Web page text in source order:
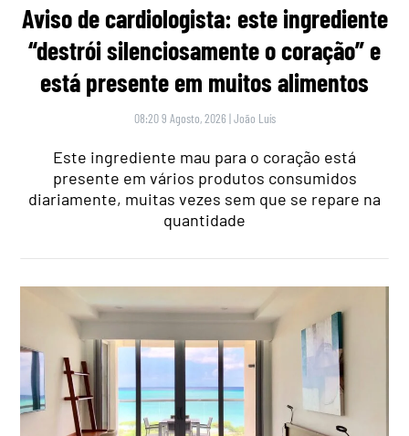
Aviso de cardiologista: este ingrediente
“destrói silenciosamente o coração” e
está presente em muitos alimentos
08:20 9 Agosto, 2026 |João Luís
Este ingrediente mau para o coração está
presente em vários produtos consumidos
diariamente, muitas vezes sem que se repare na
quantidade